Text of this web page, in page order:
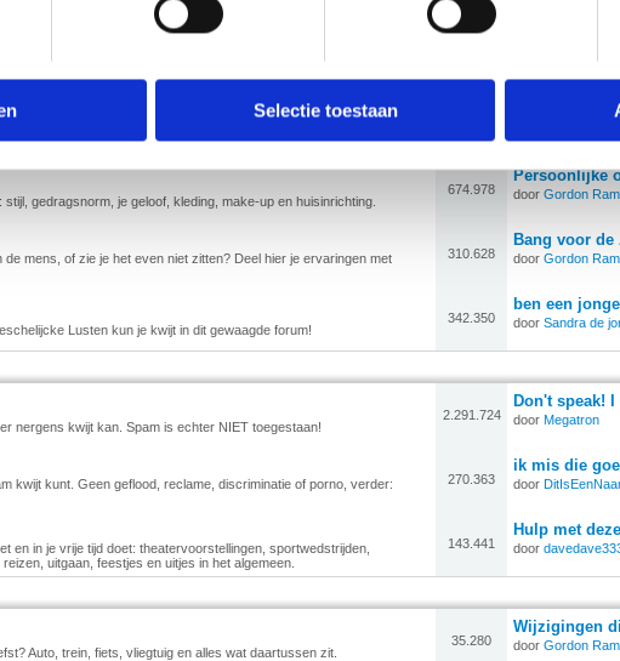
Ook delen we informatie over jouw gebruik van onze site met
Deze partners kunnen deze gegevens combineren met andere
verzameld op basis van jouw gebruik van hun services.
die uw gegevens kunnen ontvangen en verwerken.
Selectie toestaan
waar je prettig gestoord van wordt...en de gevolgen ervan.
en relaties te maken heeft.
Crush op
gedragsnorm, je geloof, kleding, make-up en huisinrichting.
674.978
Persoonlijke
door Gordon
mens, of zie je het even niet zitten? Deel hier je ervaringen met
310.628
Bang voor
door Gordon
Lusten kun je kwijt in dit gewaagde forum!
342.350
ben een
door Sandra de
nergens kwijt kan. Spam is echter NIET toegestaan!
2.291.724
Don't speak!
door Megatron
kwijt kunt. Geen geflood, reclame, discriminatie of porno, verder:
270.363
ik mis die
door
en in je vrije tijd doet: theatervoorstellingen, sportwedstrijden,
uitgaan, feestjes en uitjes in het algemeen.
143.441
Hulp met
door
Auto, trein, fiets, vliegtuig en alles wat daartussen zit.
35.280
Wijzigingen
door Gordon